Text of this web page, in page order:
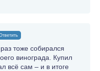
тоже собирался
винограда. Купил
всё сам – и в итоге